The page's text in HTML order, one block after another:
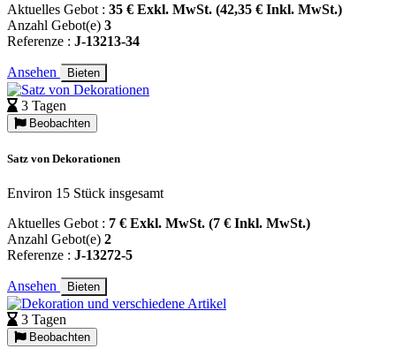
Aktuelles Gebot : 35 € Exkl. MwSt. (42,35 € Inkl. MwSt.)
Anzahl Gebot(e) 3
Referenze : J-13213-34
Ansehen Bieten
3 Tagen
Beobachten
Satz von Dekorationen
Environ 15 Stück insgesamt
Aktuelles Gebot : 7 € Exkl. MwSt. (7 € Inkl. MwSt.)
Anzahl Gebot(e) 2
Referenze : J-13272-5
Ansehen Bieten
3 Tagen
Beobachten